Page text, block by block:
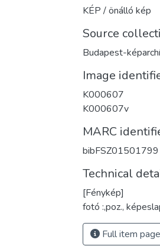
KÉP / önálló kép
Source
Budapest-
Image
K000607
K000607v
MARC
bibFSZ01501799
Technical
[Fénykép]
fotó :,poz.,
Full item page